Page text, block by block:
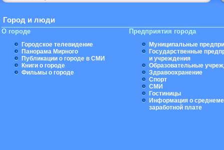
Город и люди
О городе
Городское телевидение
Панорама Мирного
Публикации о городе в СМИ
Книги о городе
Фильмы о городе
Предприятия города
Муниципальные
Государственные
и учреждения
Образовательные
Здравоохранение
Спорт
СМИ
Гостиницы
Информация о
заработной плате